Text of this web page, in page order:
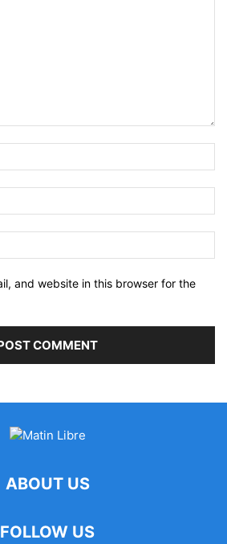
and website in this browser for the
ABOUT US
FOLLOW US